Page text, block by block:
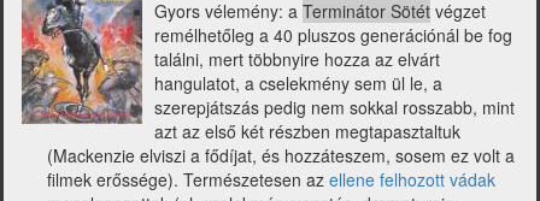
film)
Gyors vélemény: a Terminátor Sötét végzet
remélhetőleg a 40 pluszos generációnál be fog
találni, mert többnyire hozza az elvárt
hangulatot, a cselekmény sem ül le, a
szerepjátszás pedig nem sokkal rosszabb, mint
azt az első két részben megtapasztaltuk
(Mackenzie elviszi a fődíjat, és hozzáteszem, sosem ez volt a
filmek erőssége). Természetesen az ellene felhozott vádak